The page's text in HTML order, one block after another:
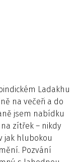
Ladakhu
na večeři a do
jsem nabídku
zítřek – nikdy
jak hlubokou
Pozvání